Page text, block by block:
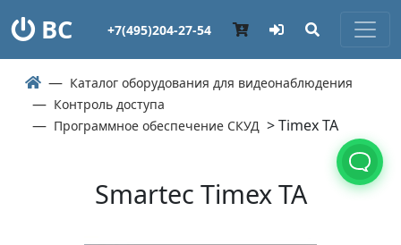
ВС +7(495)204-27-54
Каталог оборудования для видеонаблюдения
Контроль доступа
Программное обеспечение СКУД > Timex TA
Smartec Timex TA